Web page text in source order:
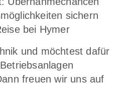
sichern
bei Hymer
und möchtest dafür
freuen wir uns auf